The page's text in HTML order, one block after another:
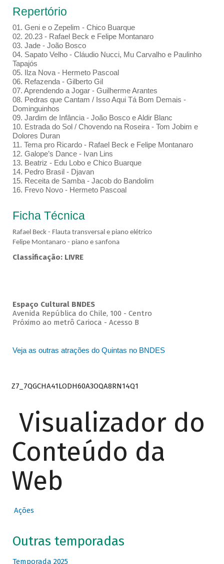
Repertório
01. Geni e o Zepelim - Chico Buarque
02. 20.23 - Rafael Beck e Felipe Montanaro
03. Jade - João Bosco
04. Sapato Velho - Cláudio Nucci, Mu Carvalho e Paulinho
Tapajós
05. Ilza Nova - Hermeto Pascoal
06. Refazenda - Gilberto Gil
07. Aprendendo a Jogar - Guilherme Arantes
08. Pedras que Cantam / Isso Aqui Tá Bom Demais -
Dominguinhos
09. Jardim de Infância - João Bosco e Aldir Blanc
10. Estrada do Sol / Chovendo na Roseira - Tom Jobim e
Dolores Duran
11. Tema pro Ricardo - Rafael Beck e Felipe Montanaro
12. Galope’s Dance - Ivan Lins
13. Beatriz - Edu Lobo e Chico Buarque
14. Pedro Brasil - Djavan
15. Receita de Samba - Jacob do Bandolim
16. Frevo Novo - Hermeto Pascoal
Ficha Técnica
Rafael Beck - Flauta transversal e piano elétrico
Felipe Montanaro - piano e sanfona
Classificação: LIVRE
Espaço Cultural BNDES
Avenida República do Chile, 100 - Centro
Próximo ao metrô Carioca - Acesso B
Veja as outras atrações do Quintas no BNDES
Z7_7QGCHA41LODH60A3OQA8RN14Q1
Visualizador do
Conteúdo da
Web
Ações
Outras temporadas
Temporada 2025